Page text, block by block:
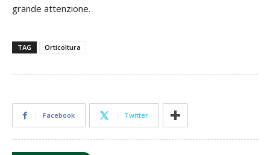
grande attenzione.
TAG Orticoltura
Facebook Twitter